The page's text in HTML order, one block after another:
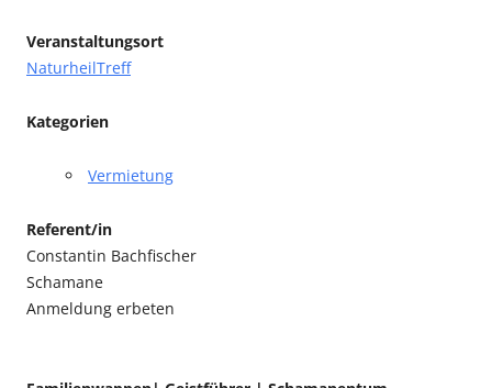
Veranstaltungsort
NaturheilTreff
Kategorien
Vermietung
Referent/in
Constantin Bachfischer
Schamane
Anmeldung erbeten